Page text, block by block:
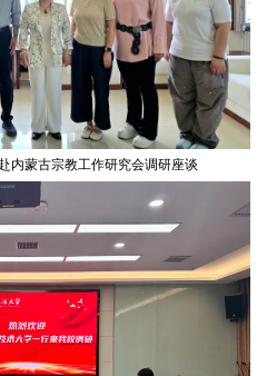
内蒙古宗教工作研究会调研座谈